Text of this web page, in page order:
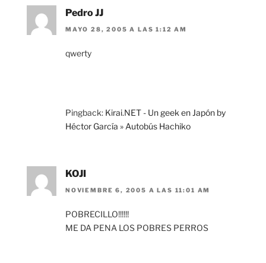
Pedro JJ
MAYO 28, 2005 A LAS 1:12 AM
qwerty
Pingback: Kirai.NET - Un geek en Japón by
Héctor García » Autobús Hachiko
KOJI
NOVIEMBRE 6, 2005 A LAS 11:01 AM
POBRECILLO!!!!!!
ME DA PENA LOS POBRES PERROS